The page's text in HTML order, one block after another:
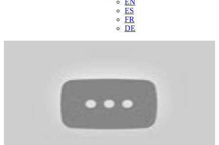
EN
ES
FR
DE